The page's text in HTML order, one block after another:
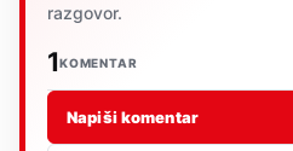
razgovor.
1KOMENTAR
Napiši komentar